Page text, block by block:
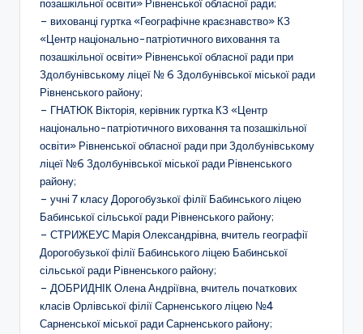
в
а
н
н
я
т
а
п
о
з
а
ш
позашкільної освіти» Рівненської обласної ради;
– вихованці гуртка «Географічне краєзнавство» КЗ
«Центр національно-патріотичного виховання та
позашкільної освіти» Рівненської обласної ради при
Здолбунівському ліцеї № 6 Здолбунівської міської ради
Рівненського району;
– ГНАТЮК Вікторія, керівник гуртка КЗ «Центр
національно-патріотичного виховання та позашкільної
освіти» Рівненської обласної ради при Здолбунівському
ліцеї №6 Здолбунівської міської ради Рівненського
району;
– учні 7 класу Дорогобузької філії Бабинського ліцею
Бабинської сільської ради Рівненського району;
– СТРИЖЕУС Марія Олександрівна, вчитель географії
Дорогобузької філії Бабинського ліцею Бабинської
сільської ради Рівненського району;
– ДОБРИДНІК Олена Андріївна, вчитель початкових
класів Орлівської філії Сарненського ліцею №4
Сарненської міської ради Сарненського району;